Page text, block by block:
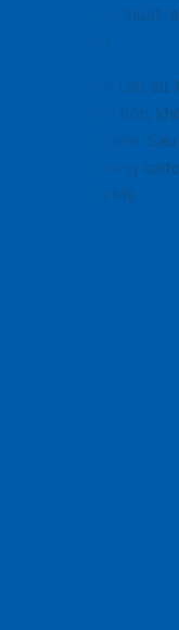
Đội ngũ kỹ thuật
Đối với nệm cao
chuẩn (cuộn tròn,
không gãy nệm.
gỗ (hoặc thùng